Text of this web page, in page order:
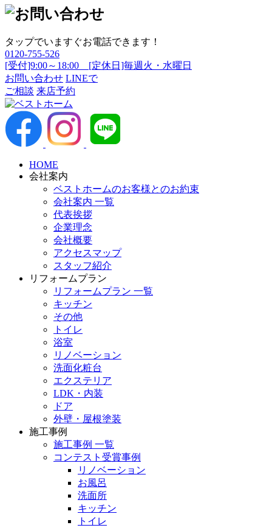
タップでいますぐお電話できます！
0120-755-526
[受付]9:00～18:00 [定休日]毎週火・水曜日
お問い合わせ LINEで
ご相談 来店予約
HOME
会社案内
ベストホームのお客様とのお約束
会社案内 一覧
代表挨拶
企業理念
会社概要
アクセスマップ
スタッフ紹介
リフォームプラン
リフォームプラン 一覧
キッチン
その他
トイレ
浴室
リノベーション
洗面化粧台
エクステリア
LDK・内装
ドア
外壁・屋根塗装
施工事例
施工事例 一覧
コンテスト受賞事例
リノベーション
お風呂
洗面所
キッチン
トイレ